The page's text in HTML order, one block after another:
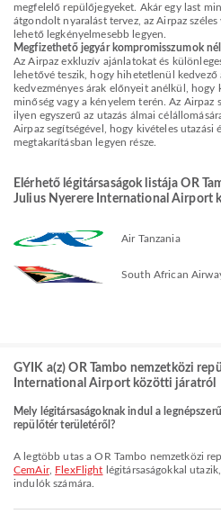
megfelelő repülőjegyeket. Akár egy last
átgondolt nyaralást tervez, az Airpaz
lehető legkényelmesebb legyen.
Megfizethető jegyár kompromisszumok
Az Airpaz exkluzív ajánlatokat és
lehetővé teszik, hogy hihetetlenül
kedvezményes árak előnyeit anélkül,
minőség vagy a kényelem terén. Az Airpaz
ilyen egyszerű az utazás álmai
Airpaz segítségével, hogy kivételes utazási
megtakarításban legyen része.
Elérhető légitársaságok listája OR
Julius Nyerere International Airport
Air Tanzania
South African
GYIK a(z) OR Tambo nemzetközi
International Airport közötti járatról
Mely légitársaságoknak indul a
repülőtér területéről?
A legtöbb utas a OR Tambo nemzetközi
CemAir, FlexFlight légitársaságokkal
indulók számára.